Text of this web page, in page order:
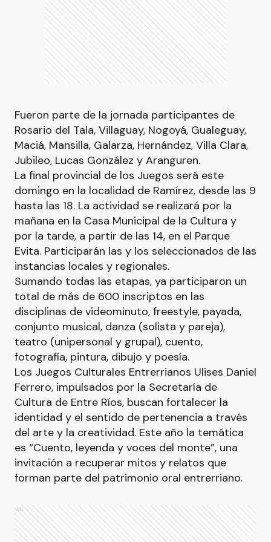
Fueron parte de la jornada participantes de
Rosario del Tala, Villaguay, Nogoyá, Gualeguay,
Maciá, Mansilla, Galarza, Hernández, Villa Clara,
Jubileo, Lucas González y Aranguren.
La final provincial de los Juegos será este
domingo en la localidad de Ramírez, desde las 9
hasta las 18. La actividad se realizará por la
mañana en la Casa Municipal de la Cultura y
por la tarde, a partir de las 14, en el Parque
Evita. Participarán las y los seleccionados de las
instancias locales y regionales.
Sumando todas las etapas, ya participaron un
total de más de 600 inscriptos en las
disciplinas de videominuto, freestyle, payada,
conjunto musical, danza (solista y pareja),
teatro (unipersonal y grupal), cuento,
fotografía, pintura, dibujo y poesía.
Los Juegos Culturales Entrerrianos Ulises Daniel
Ferrero, impulsados por la Secretaría de
Cultura de Entre Ríos, buscan fortalecer la
identidad y el sentido de pertenencia a través
del arte y la creatividad. Este año la temática
es “Cuento, leyenda y voces del monte”, una
invitación a recuperar mitos y relatos que
forman parte del patrimonio oral entrerriano.
Ads